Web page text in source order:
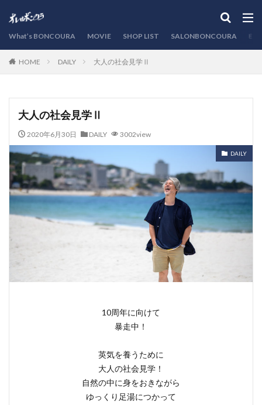
What’s BONCOURA MOVIE SHOP LIST SALONBONCOURA
HOME DAILY 大人の社会見学Ⅱ
大人の社会見学Ⅱ
2020年6月30日 DAILY 3002view
DAILY
10周年に向けて
暴走中！
英気を養うために
大人の社会見学！
自然の中に身をおきながら
ゆっくり足湯につかって
カテゴリー
検索